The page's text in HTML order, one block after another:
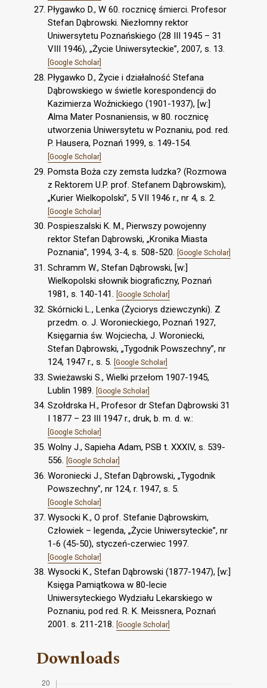
Płygawko D., W 60. rocznicę śmierci. Profesor
Stefan Dąbrowski. Niezłomny rektor
Uniwersytetu Poznańskiego (28 III 1945 – 31
VIII 1946), „Życie Uniwersyteckie”, 2007, s. 13.
[Google Scholar]
Płygawko D., Życie i działalność Stefana
Dąbrowskiego w świetle korespondencji do
Kazimierza Woźnickiego (1901-1937), [w:]
Alma Mater Posnaniensis, w 80. rocznicę
utworzenia Uniwersytetu w Poznaniu, pod. red.
P. Hausera, Poznań 1999, s. 149-154.
[Google Scholar]
Pomsta Boża czy zemsta ludzka? (Rozmowa
z Rektorem U.P. prof. Stefanem Dąbrowskim),
„Kurier Wielkopolski”, 5 VII 1946 r., nr 4, s. 2.
[Google Scholar]
Pospieszalski K. M., Pierwszy powojenny
rektor Stefan Dąbrowski, „Kronika Miasta
Poznania”, 1994, 3-4, s. 508-520. [Google Scholar]
Schramm W., Stefan Dąbrowski, [w:]
Wielkopolski słownik biograficzny, Poznań
1981, s. 140-141. [Google Scholar]
Skórnicki L., Lenka (Życiorys dziewczynki). Z
przedm. o. J. Woronieckiego, Poznań 1927,
Księgarnia św. Wojciecha, J. Woroniecki,
Stefan Dąbrowski, „Tygodnik Powszechny”, nr
124, 1947 r., s. 5. [Google Scholar]
Swieżawski S., Wielki przełom 1907-1945,
Lublin 1989.
[Google Scholar]
Szołdrska H., Profesor dr Stefan Dąbrowski 31
I 1877 – 23 III 1947 r., druk, b. m. d. w.:
[Google Scholar]
Wolny J., Sapieha Adam, PSB t. XXXIV, s. 539-
556. [Google Scholar]
Woroniecki J., Stefan Dąbrowski, „Tygodnik
Powszechny”, nr 124, r. 1947, s. 5.
[Google Scholar]
Wysocki K., O prof. Stefanie Dąbrowskim,
Człowiek – legenda, „Życie Uniwersyteckie”, nr
1-6 (45-50), styczeń-czerwiec 1997.
[Google Scholar]
Wysocki K., Stefan Dąbrowski (1877-1947), [w:]
Księga Pamiątkowa w 80-lecie
Uniwersyteckiego Wydziału Lekarskiego w
Poznaniu, pod red. R. K. Meissnera, Poznań
2001. s. 211-218. [Google Scholar]
Downloads